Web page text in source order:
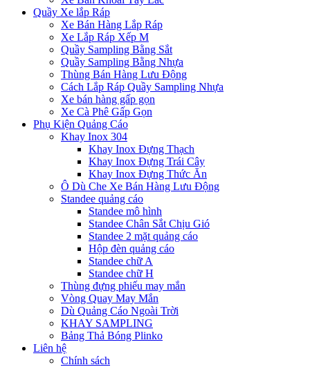
Quầy Xe lắp Ráp
Xe Bán Hàng Lắp Ráp
Xe Lắp Ráp Xếp M
Quầy Sampling Bằng Sắt
Quầy Sampling Bằng Nhựa
Thùng Bán Hàng Lưu Động
Cách Lắp Ráp Quầy Sampling Nhựa
Xe bán hàng gấp gọn
Xe Cà Phê Gấp Gọn
Phụ Kiện Quảng Cáo
Khay Inox 304
Khay Inox Đựng Thạch
Khay Inox Đựng Trái Cây
Khay Inox Đựng Thức Ăn
Ô Dù Che Xe Bán Hàng Lưu Động
Standee quảng cáo
Standee mô hình
Standee Chân Sắt Chịu Gió
Standee 2 mặt quảng cáo
Hộp đèn quảng cáo
Standee chữ A
Standee chữ H
Thùng đựng phiếu may mắn
Vòng Quay May Mắn
Dù Quảng Cáo Ngoài Trời
KHAY SAMPLING
Bảng Thả Bóng Plinko
Liên hệ
Chính sách